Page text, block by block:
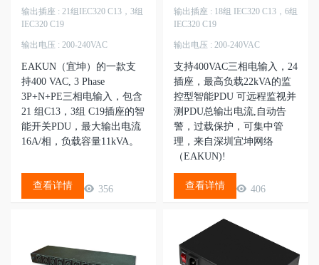
输出插座 : 21组IEC320 C13，3组
IEC320 C19
输出电压 : 200-240VAC
EAKUN（宜坤）的一款支
持400 VAC, 3 Phase
3P+N+PE三相电输入，包含
21 组C13，3组 C19插座的智
能开关PDU，最大输出电流
16A/相，负载容量11kVA。
356
查看详情
输出插座 : 18组 IEC320 C13，6组
IEC320 C19
输出电压 : 200-240VAC
支持400VAC三相电输入，24
插座，最高负载22kVA的监
控型智能PDU 可远程监视并
测PDU总输出电流,自动告
警，过载保护，可集中管
理，来自深圳宜坤网络
（EAKUN)!
406
查看详情